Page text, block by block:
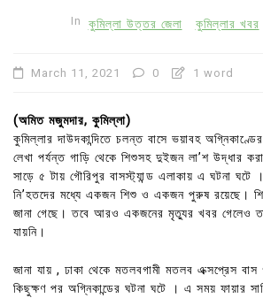
In কুমিল্লা উত্তর জেলা কুমিল্লার খবর
March 11, 2021 0 1 word
(অমিত মজুমদার, কুমিল্লা)
কুমিল্লার দাউদকান্দিতে চলন্ত বাসে ভয়াবহ
লেখা পর্যন্ত গাড়ি থেকে শিশুসহ দুইজন লা’শ উদ্ধার
সাড়ে ৫ টায় গৌরিপুর বাসস্ট্যান্ড এলাকায় এ ঘটনা
নি’হতদের মধ্যে একজন শিশু ও একজন পুরুষ রয়েছে।
জানা গেছে। তবে আরও একজনের মৃত্যুর খবর গেলেও
যায়নি।
জানা যায় , ঢাকা থেকে মতলবগামী মতলব এক্সপ্রেস বাস
কিছুক্ষণ পর অগ্নিকান্ডের ঘটনা ঘটে । এ সময় ফায়ার